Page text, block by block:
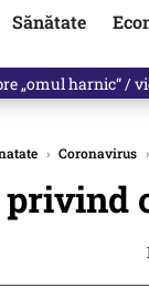
Sănătate
„omul harnic“ /
› Coronavirus ›